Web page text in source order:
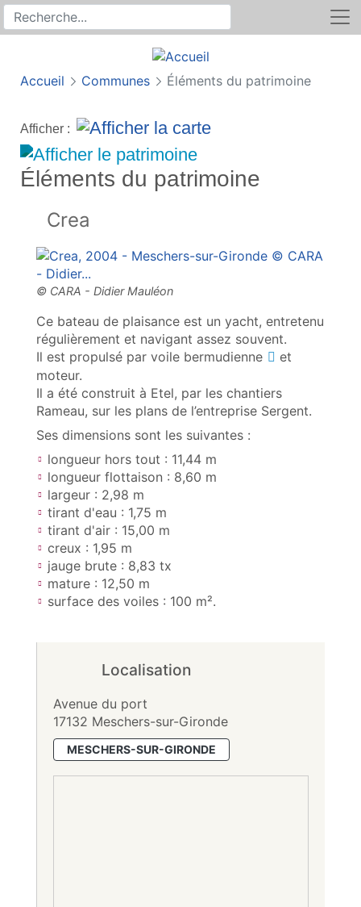
Recherche sur le site
Rechercher
Accueil Communes Éléments du patrimoine
Afficher :
Éléments du patrimoine
Crea
Ce bateau de plaisance est un yacht, entretenu
régulièrement et navigant assez souvent.
Il est propulsé par voile bermudienne
et
moteur.
Il a été construit à Etel, par les chantiers
Rameau, sur les plans de l’entreprise Sergent.
Ses dimensions sont les suivantes :
longueur hors tout : 11,44 m
longueur flottaison : 8,60 m
largeur : 2,98 m
tirant d'eau : 1,75 m
tirant d'air : 15,00 m
creux : 1,95 m
jauge brute : 8,83 tx
mature : 12,50 m
surface des voiles : 100 m².
Localisation
Avenue du port
17132 Meschers-sur-Gironde
MESCHERS-SUR-GIRONDE